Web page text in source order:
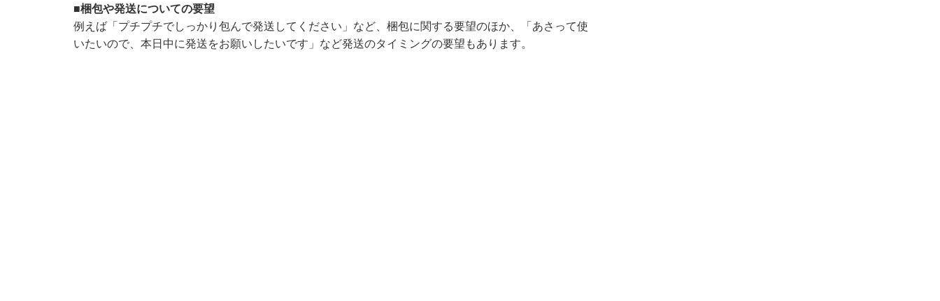
■梱包や発送についての要望
例えば「プチプチでしっかり包んで発送してください」など、梱包に関する要望のほか、「あさって使
いたいので、本日中に発送をお願いしたいです」など発送のタイミングの要望もあります。